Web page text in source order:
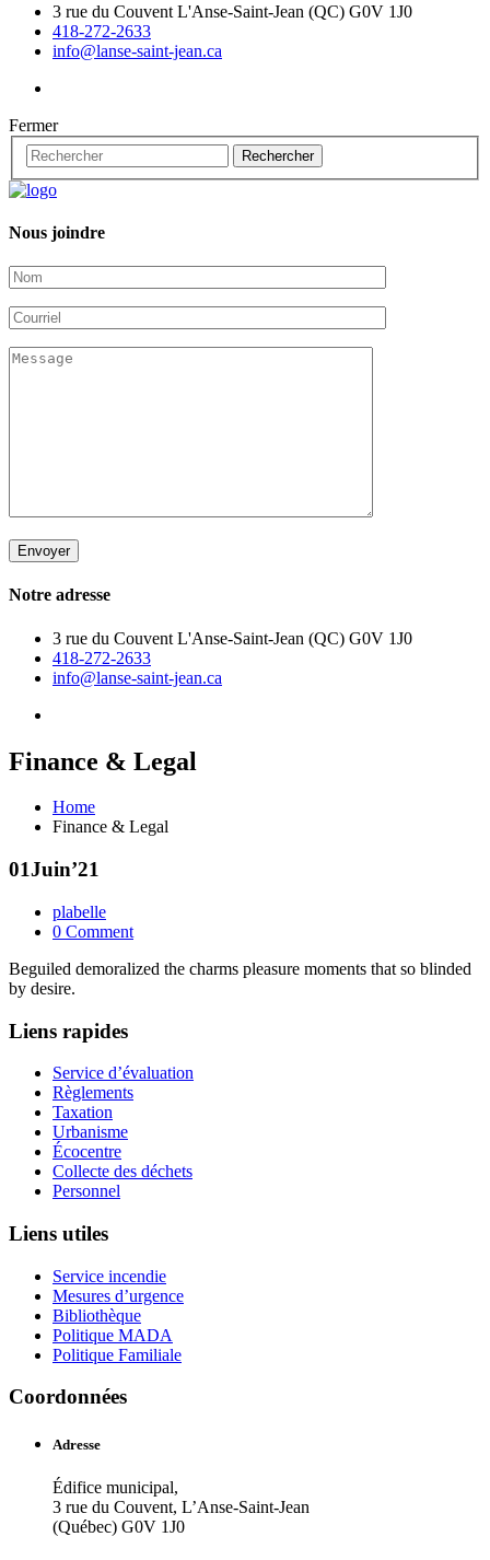
3 rue du Couvent L'Anse-Saint-Jean (QC) G0V 1J0
418-272-2633
info@lanse-saint-jean.ca
Fermer
Nous joindre
Notre adresse
3 rue du Couvent L'Anse-Saint-Jean (QC) G0V 1J0
418-272-2633
info@lanse-saint-jean.ca
Finance & Legal
Home
Finance & Legal
01Juin’21
plabelle
0 Comment
Beguiled demoralized the charms pleasure moments that so blinded
by desire.
Liens rapides
Service d’évaluation
Règlements
Taxation
Urbanisme
Écocentre
Collecte des déchets
Personnel
Liens utiles
Service incendie
Mesures d’urgence
Bibliothèque
Politique MADA
Politique Familiale
Coordonnées
Adresse
Édifice municipal,
3 rue du Couvent, L’Anse-Saint-Jean
(Québec) G0V 1J0